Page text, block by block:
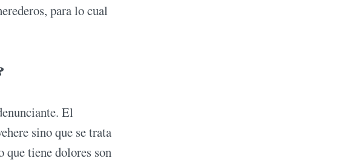
para lo cual
El
sino que se trata
que tiene dolores son